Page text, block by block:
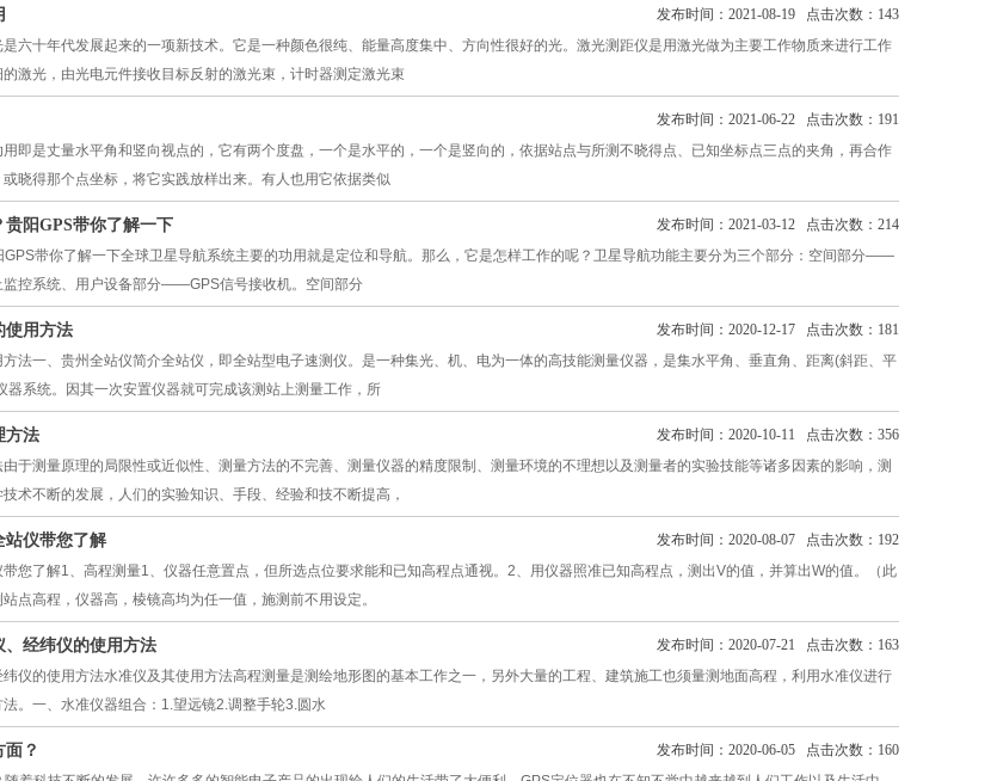
六十年代发展起来的一项新技术。它是一种颜色很纯、能量高度集中、方向性很好的光。激光测距仪是用激光做为主要工作物质来进行工作
激光，由光电元件接收目标反射的激光束，计时器测定激光束
发布时间：2021-08-19 点击次数：143
即是丈量水平角和竖向视点的，它有两个度盘，一个是水平的，一个是竖向的，依据站点与所测不晓得点、已知坐标点三点的夹角，再合作
晓得那个点坐标，将它实践放样出来。有人也用它依据类似
发布时间：2021-06-22 点击次数：191
阳GPS带你了解一下
带你了解一下全球卫星导航系统主要的功用就是定位和导航。那么，它是怎样工作的呢？卫星导航功能主要分为三个部分：空间部分——
控系统、用户设备部分——GPS信号接收机。空间部分
发布时间：2021-03-12 点击次数：214
使用方法
法一、贵州全站仪简介全站仪，即全站型电子速测仪。是一种集光、机、电为一体的高技能测量仪器，是集水平角、垂直角、距离(斜距、平
器系统。因其一次安置仪器就可完成该测站上测量工作，所
发布时间：2020-12-17 点击次数：181
方法
于测量原理的局限性或近似性、测量方法的不完善、测量仪器的精度限制、测量环境的不理想以及测量者的实验技能等诸多因素的影响，测
术不断的发展，人们的实验知识、手段、经验和技不断提高，
发布时间：2020-10-11 点击次数：356
站仪带您了解
您了解1、高程测量1、仪器任意置点，但所选点位要求能和已知高程点通视。2、用仪器照准已知高程点，测出V的值，并算出W的值。（此
点高程，仪器高，棱镜高均为任一值，施测前不用设定。
发布时间：2020-08-07 点击次数：192
经纬仪的使用方法
仪的使用方法水准仪及其使用方法高程测量是测绘地形图的基本工作之一，另外大量的工程、建筑施工也须量测地面高程，利用水准仪进行
。一、水准仪器组合：1.望远镜2.调整手轮3.圆水
发布时间：2020-07-21 点击次数：163
？ 发布时间：2020-06-05 点击次数：160